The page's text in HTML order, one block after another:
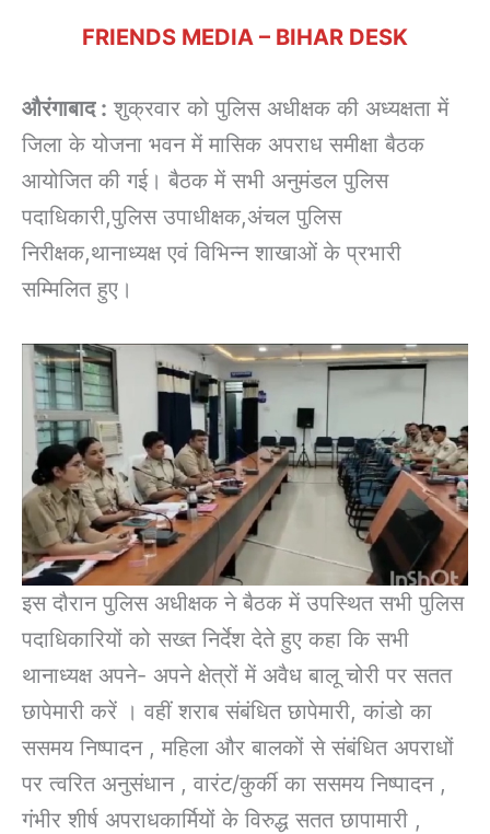
FRIENDS MEDIA – BIHAR DESK
औरंगाबाद : शुक्रवार को पुलिस अधीक्षक की अध्यक्षता में
जिला के योजना भवन में मासिक अपराध समीक्षा बैठक
आयोजित की गई। बैठक में सभी अनुमंडल पुलिस
पदाधिकारी,पुलिस उपाधीक्षक,अंचल पुलिस
निरीक्षक,थानाध्यक्ष एवं विभिन्न शाखाओं के प्रभारी
सम्मिलित हुए।
इस दौरान पुलिस अधीक्षक ने बैठक में उपस्थित सभी पुलिस
पदाधिकारियों को सख्त निर्देश देते हुए कहा कि सभी
थानाध्यक्ष अपने- अपने क्षेत्रों में अवैध बालू चोरी पर सतत
छापेमारी करें । वहीं शराब संबंधित छापेमारी, कांडो का
ससमय निष्पादन , महिला और बालकों से संबंधित अपराधों
पर त्वरित अनुसंधान , वारंट/कुर्की का ससमय निष्पादन ,
गंभीर शीर्ष अपराधकार्मियों के विरुद्ध सतत छापामारी ,